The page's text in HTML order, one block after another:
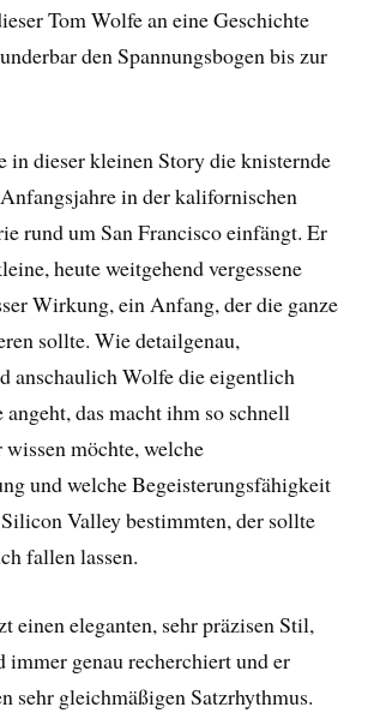
Tom Wolfe an eine Geschichte
den Spannungsbogen bis zur
in dieser kleinen Story die knisternde
in der kalifornischen
rund um San Francisco einfängt. Er
heute weitgehend vergessene
Wirkung, ein Anfang, der die ganze
sollte. Wie detailgenau,
anschaulich Wolfe die eigentlich
das macht ihm so schnell
möchte, welche
und welche Begeisterungsfähigkeit
Valley bestimmten, der sollte
fallen lassen.
einen eleganten, sehr präzisen Stil,
immer genau recherchiert und er
sehr gleichmäßigen Satzrhythmus.